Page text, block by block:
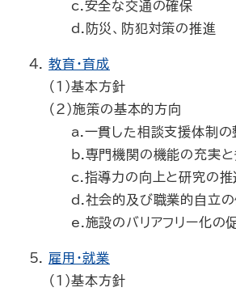
c.安全な交通の確保
d.防災、防犯対策の推進
教育・育成
（1）基本方針
（2）施策の基本的方向
a.一貫した相談支援体制の
b.専門機関の機能の充実
c.指導力の向上と研究の推
d.社会的及び職業的自立の
e.施設のバリアフリー化の
雇用・就業
（1）基本方針